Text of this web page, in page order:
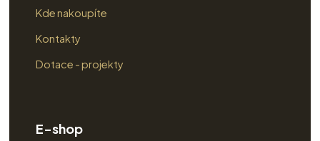
Kde nakoupíte
Kontakty
Dotace - projekty
E-shop